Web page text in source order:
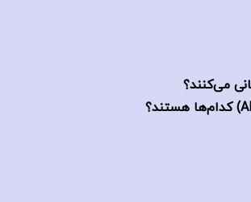
می‌کنند؟